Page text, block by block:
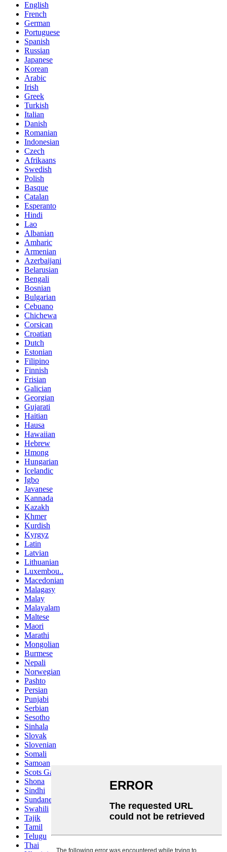
English
French
German
Portuguese
Spanish
Russian
Japanese
Korean
Arabic
Irish
Greek
Turkish
Italian
Danish
Romanian
Indonesian
Czech
Afrikaans
Swedish
Polish
Basque
Catalan
Esperanto
Hindi
Lao
Albanian
Amharic
Armenian
Azerbaijani
Belarusian
Bengali
Bosnian
Bulgarian
Cebuano
Chichewa
Corsican
Croatian
Dutch
Estonian
Filipino
Finnish
Frisian
Galician
Georgian
Gujarati
Haitian
Hausa
Hawaiian
Hebrew
Hmong
Hungarian
Icelandic
Igbo
Javanese
Kannada
Kazakh
Khmer
Kurdish
Kyrgyz
Latin
Latvian
Lithuanian
Luxembou..
Macedonian
Malagasy
Malay
Malayalam
Maltese
Maori
Marathi
Mongolian
Burmese
Nepali
Norwegian
Pashto
Persian
Punjabi
Serbian
Sesotho
Sinhala
Slovak
Slovenian
Somali
Samoan
Scots Gaelic
Shona
Sindhi
Sundanese
Swahili
Tajik
Tamil
Telugu
Thai